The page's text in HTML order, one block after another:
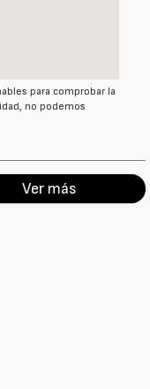
para comprobar la
no podemos
Ver más